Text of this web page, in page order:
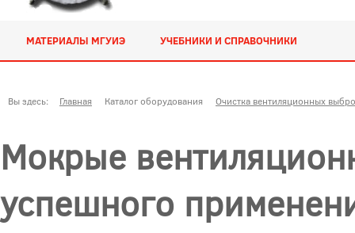
МАТЕРИАЛЫ МГУИЭ УЧЕБНИКИ И СПРАВОЧНИКИ
Вы здесь: Главная Каталог оборудования Очистка вентиляционных
Мокрые
успешного